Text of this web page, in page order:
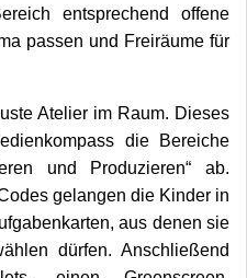
entsprechend offene
passen und Freiräume für
Atelier im Raum. Dieses
die Bereiche
und Produzieren“ ab.
gelangen die Kinder in
aus denen sie
dürfen. Anschließend